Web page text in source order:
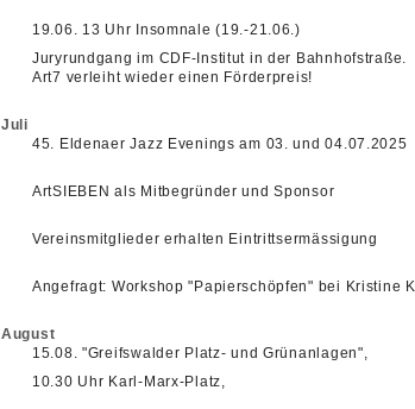
19.06. 13 Uhr Insomnale (19.-21.06.)
Juryrundgang im CDF-Institut in der Bahnhofstraße.
Art7 verleiht wieder einen Förderpreis!
Juli
45. Eldenaer Jazz Evenings am 03. und 04.07.2025
ArtSIEBEN als Mitbegründer und Sponsor
Vereinsmitglieder erhalten Eintrittsermässigung
Angefragt: Workshop "Papierschöpfen" bei Kristine
August
15.08. "Greifswalder Platz- und Grünanlagen",
10.30 Uhr Karl-Marx-Platz,